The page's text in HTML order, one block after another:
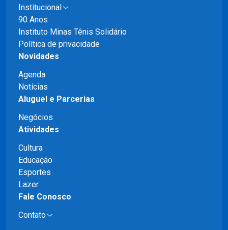
Institucional
90 Anos
Instituto Minas Tênis Solidário
Política de privacidade
Novidades
Agenda
Notícias
Aluguel e Parcerias
Negócios
Atividades
Cultura
Educação
Esportes
Lazer
Fale Conosco
Contato